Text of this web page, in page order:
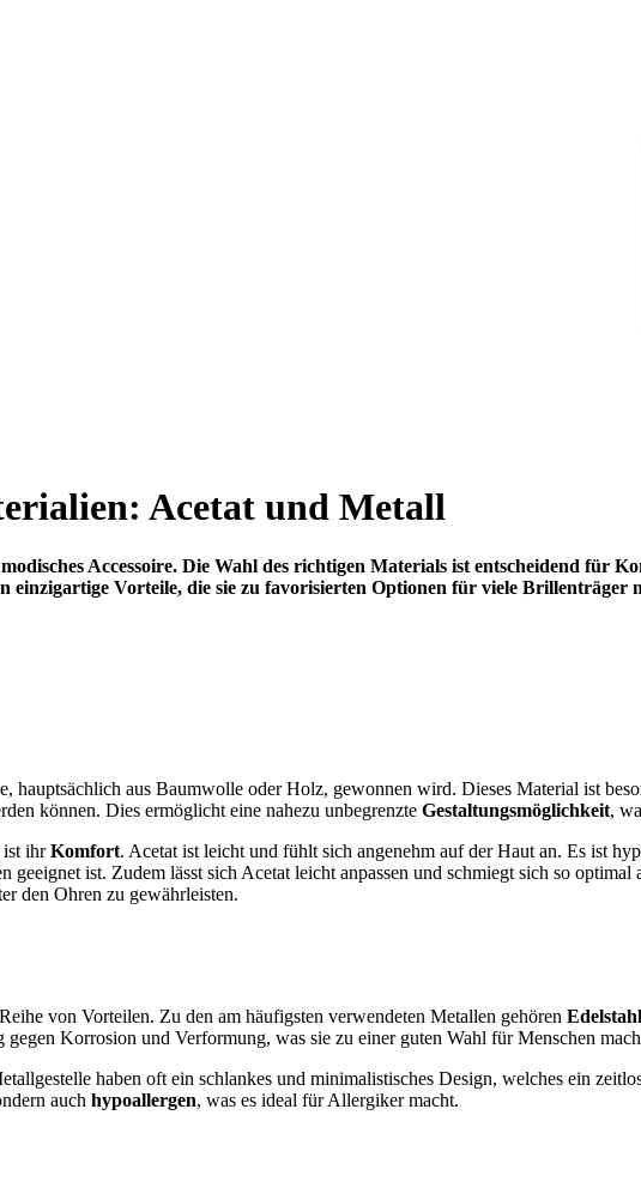
Acetat und Metall
Accessoire. Die Wahl des richtigen Materials ist entscheidend für
einzigartige Vorteile, die sie zu favorisierten Optionen für viele Brillenträger
hauptsächlich aus Baumwolle oder Holz, gewonnen wird. Dieses Material ist
können. Dies ermöglicht eine nahezu unbegrenzte Gestaltungsmöglichkeit,
ist ihrKomfort. Acetat ist leicht und fühlt sich angenehm auf der Haut an. Es ist
geeignet ist. Zudem lässt sich Acetat leicht anpassen und schmiegt sich so
den Ohren zu gewährleisten.
von Vorteilen. Zu den am häufigsten verwendeten Metallen gehören
Korrosion und Verformung, was sie zu einer guten Wahl für Menschen
haben oft ein schlankes und minimalistisches Design, welches ein
auch hypoallergen, was es ideal für Allergiker macht.